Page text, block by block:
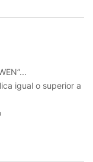
igual o superior a